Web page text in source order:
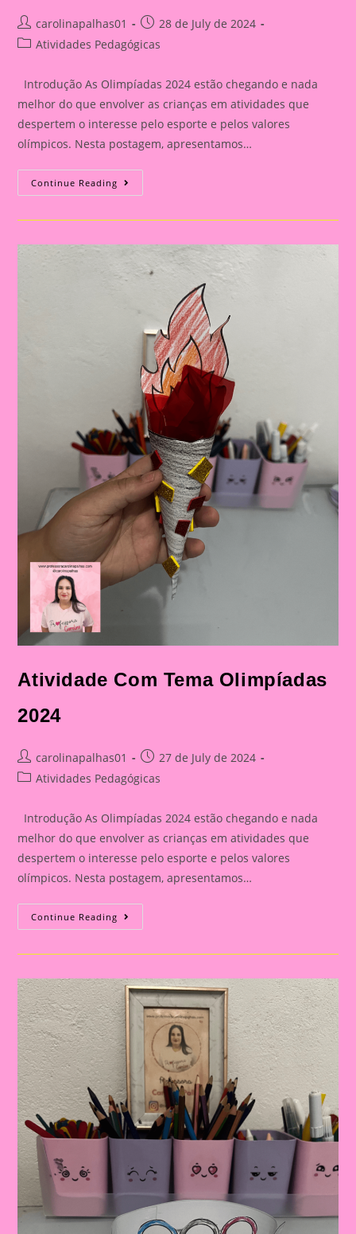
Post
author:
carolinapalhas01
Post
published:
28 de July de 2024
PostAtividades Pedagógicas
Introdução As Olimpíadas 2024 estão chegando e nada
melhor do que envolver as crianças em atividades que
despertem o interesse pelo esporte e pelos valores
olímpicos. Nesta postagem, apresentamos…
Continue Reading Atividade
Com
Olimpíadas
Atividade Com Tema Olimpíadas
2024
Post
author:
carolinapalhas01
Post
published:
27 de July de 2024
PostAtividades Pedagógicas
Introdução As Olimpíadas 2024 estão chegando e nada
melhor do que envolver as crianças em atividades que
despertem o interesse pelo esporte e pelos valores
olímpicos. Nesta postagem, apresentamos…
Continue Reading Atividade
Com
Olimpíadas